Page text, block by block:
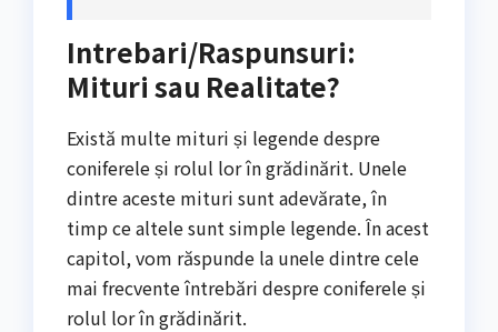
Intrebari/Raspunsuri:
Mituri sau Realitate?
Există multe mituri și legende despre
coniferele și rolul lor în grădinărit. Unele
dintre aceste mituri sunt adevărate, în
timp ce altele sunt simple legende. În acest
capitol, vom răspunde la unele dintre cele
mai frecvente întrebări despre coniferele și
rolul lor în grădinărit.